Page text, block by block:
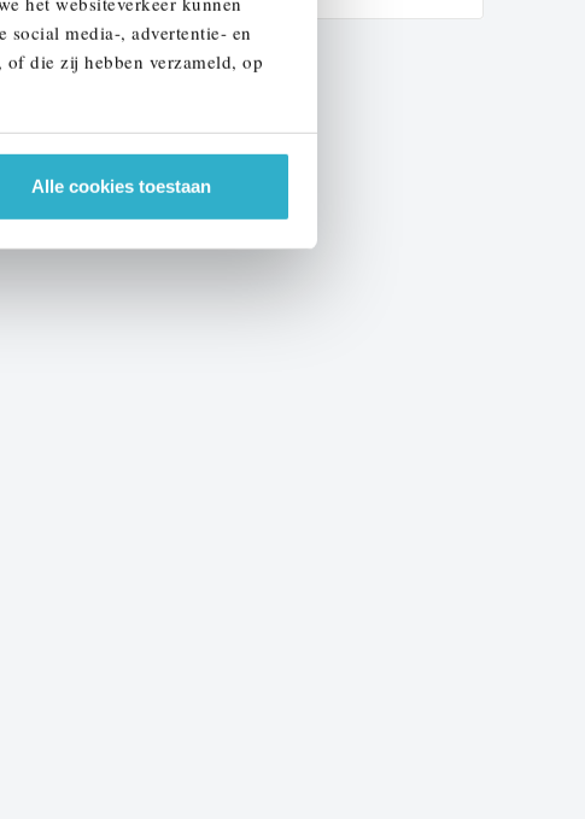
social media-, advertentie- en
of die zij hebben verzameld, op
Alle cookies toestaan